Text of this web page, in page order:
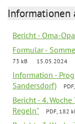
Informationen
Bericht - Oma-
Formular -
73 kB
15.05.2024
Information -
Sandersdorf)
Bericht - 4.
Regeln"
PDF, 182